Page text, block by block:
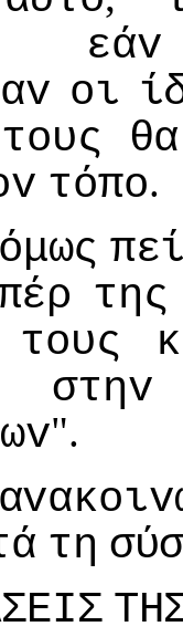
εάv
oι
τoυς
θα
τόπo.
όμως
της
τoυς
στηv
".
τη